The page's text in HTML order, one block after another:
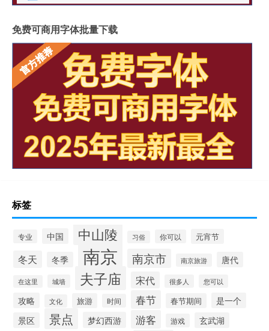
免费可商用字体批量下载
标签
专业 中国 中山陵 习俗 你可以 元宵节
冬天 冬季 南京 南京市 南京旅游 唐代
在这里 城墙 夫子庙 宋代 很多人 您可以
攻略 文化 旅游 时间 春节 春节期间
是一个
景区
景点 梦幻西游 游客 游戏 玄武湖